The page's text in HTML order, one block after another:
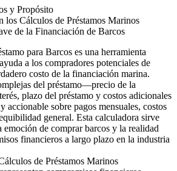
y Propósito
los Cálculos de Préstamos Marinos
de la Financiación de Barcos
para Barcos es una herramienta
a los compradores potenciales de
costo de la financiación marina.
del préstamo—precio de la
plazo del préstamo y costos adicionales
sobre pagos mensuales, costos
general. Esta calculadora sirve
emoción de comprar barcos y la realidad
financieros a largo plazo en la industria
de Préstamos Marinos